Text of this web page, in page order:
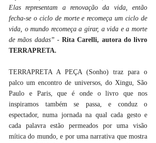
Elas representam a renovação da vida, então
fecha-se o ciclo de morte e recomeça um ciclo de
vida, o mundo recomeça a girar, a vida e a morte
de mãos dadas” - Rita Carelli, autora do livro
TERRAPRETA.
TERRAPRETA A PEÇA (Sonho) traz para o
palco um encontro de universos, do Xingu, São
Paulo e Paris, que é onde o livro que nos
inspiramos também se passa, e conduz o
espectador, numa jornada na qual cada gesto e
cada palavra estão permeados por uma visão
mítica do mundo, e por uma narrativa que mostra